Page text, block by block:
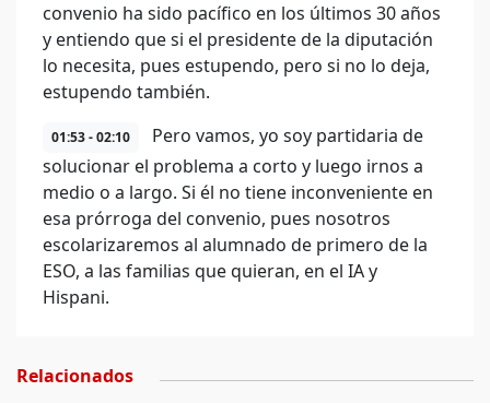
convenio ha sido pacífico en los últimos 30 años
y entiendo que si el presidente de la diputación
lo necesita, pues estupendo, pero si no lo deja,
estupendo también.
01:53 - 02:10
Pero vamos, yo soy partidaria de
solucionar el problema a corto y luego irnos a
medio o a largo. Si él no tiene inconveniente en
esa prórroga del convenio, pues nosotros
escolarizaremos al alumnado de primero de la
ESO, a las familias que quieran, en el IA y
Hispani.
Relacionados